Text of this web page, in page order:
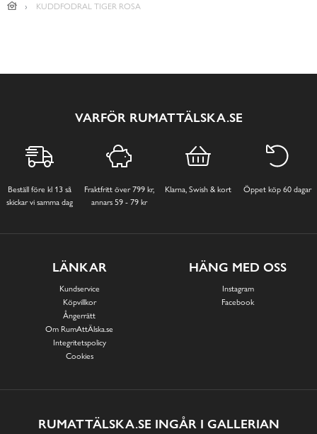
KUDDFODRAL TIGER ROSA
VARFÖR RUMATTÄLSKA.SE
Beställ före kl 13 så
skickar vi samma dag
Fraktfritt över 799 kr,
annars 59 - 79 kr
Klarna, Swish & kort Öppet köp 60 dagar
LÄNKAR
Kundservice
Köpvillkor
Ångerrätt
Om RumAttÄlska.se
Integritetspolicy
Cookies
HÄNG MED OSS
Instagram
Facebook
RUMATTÄLSKA.SE INGÅR I GALLERIAN